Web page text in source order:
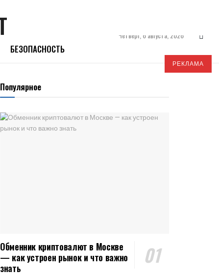
БЕЗОПАСНОСТЬ
Четверг, 6 августа, 2026
РЕКЛАМА
Популярное
Обменник криптовалют в Москве
— как устроен рынок и что важно
знать